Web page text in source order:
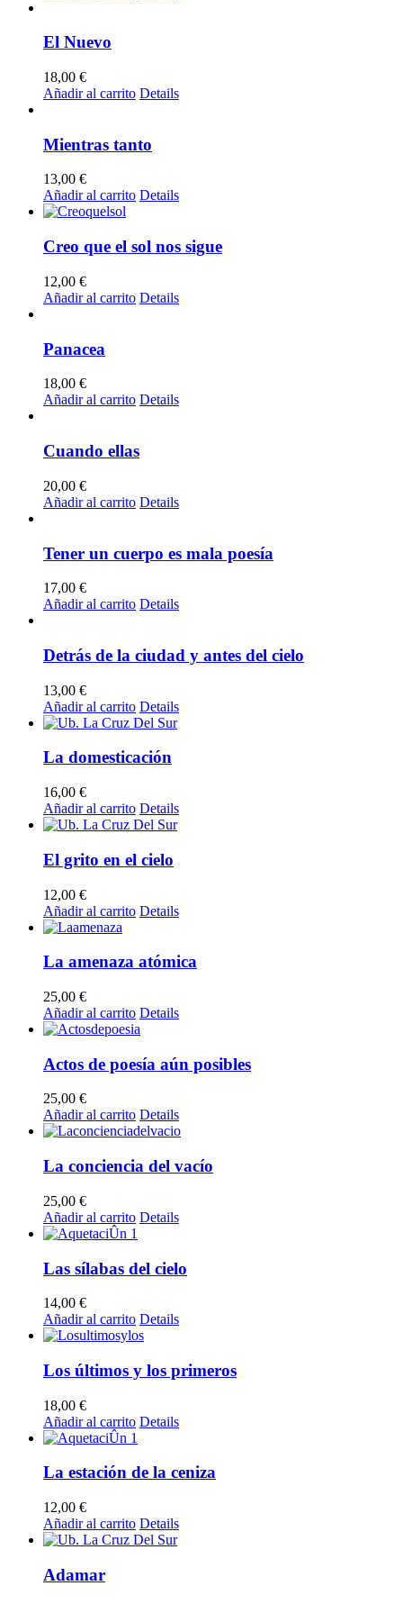
El Nuevo
18,00 €
Añadir al carrito Details
Mientras tanto
13,00 €
Añadir al carrito Details
Creo que el sol nos sigue
12,00 €
Añadir al carrito Details
Panacea
18,00 €
Añadir al carrito Details
Cuando ellas
20,00 €
Añadir al carrito Details
Tener un cuerpo es mala poesía
17,00 €
Añadir al carrito Details
Detrás de la ciudad y antes del cielo
13,00 €
Añadir al carrito Details
La domesticación
16,00 €
Añadir al carrito Details
El grito en el cielo
12,00 €
Añadir al carrito Details
La amenaza atómica
25,00 €
Añadir al carrito Details
Actos de poesía aún posibles
25,00 €
Añadir al carrito Details
La conciencia del vacío
25,00 €
Añadir al carrito Details
Las sílabas del cielo
14,00 €
Añadir al carrito Details
Los últimos y los primeros
18,00 €
Añadir al carrito Details
La estación de la ceniza
12,00 €
Añadir al carrito Details
Adamar